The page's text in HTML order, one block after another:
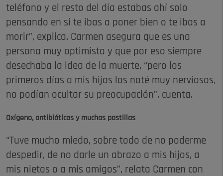
teléfono y el resto del día estabas ahí solo
pensando en si te ibas a poner bien o te ibas a
morir”, explica. Carmen asegura que es una
persona muy optimista y que por eso siempre
desechaba la idea de la muerte, “pero los
primeros días a mis hijos los noté muy nerviosos,
no podían ocultar su preocupación”, cuenta.
Oxígeno, antibióticos y muchas pastillas
“Tuve mucho miedo, sobre todo de no poderme
despedir, de no darle un abrazo a mis hijos, a
mis nietos o a mis amigos”, relata Carmen con